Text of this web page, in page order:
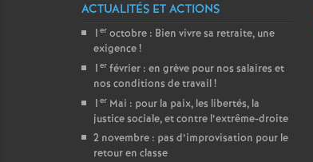
ACTUALITÉS ET ACTIONS
1 er octobre : Bien vivre sa retraite, une
exigence!
1 er février : en grève pour nos salaires et
nos conditions de travail!
1 er Mai : pour la paix, les libertés, la
justice sociale, et contre l’extrême-droite
2 novembre : pas d’improvisation pour le
retour en classe